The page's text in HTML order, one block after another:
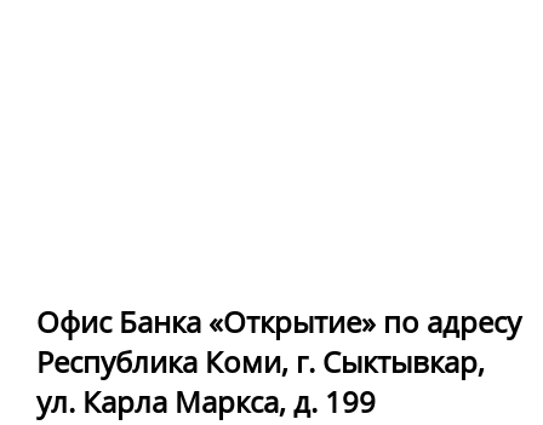
Офис Банка «Открытие» по адресу
Республика Коми, г. Сыктывкар,
ул. Карла Маркса, д. 199